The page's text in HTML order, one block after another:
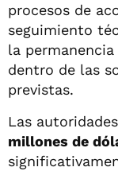
procesos de
seguimiento
la
dentro de las
previstas.
Las
millones de